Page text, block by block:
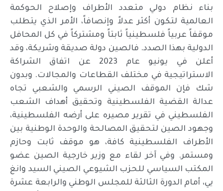
بناء نظام دولي متعدد الأطراف وإصلاح الحوكمة
العالمية لتكون أكثر عدلاً وإنصافاً، الأمر الذي يتطلب
موقفاً عربياً فلسطينياً ثابتاً ومشتركاً في كل المحافل
الدولية بهذا الصدد. فالصين دولة صديقة وشريكة، وقد
أعلن في يونيو عام 2023 عن اتفاق الشراكة
الاستراتيجية في مختلف القطاعات والمجالات. وبدون
شك فإن الموقف الصيني الرسمي والشعبي تجاه
عدالة القضية الفلسطينية وتحقيق أهداف الشعب
الفلسطيني في تقرير مصيره على أرضه الفلسطينية،
وجهود الصين لتحقيق المصالحة والوحدة الوطنية بين
الأطراف الفلسطينية كافة، هو موقف ثابت وحازم
ومستمر. وفي آخر لقاء مع وزير خارجية الصين عضو
المكتب السياسي للحزب الشيوعي الصيني السيد وانغ
يي، أمام الدورة الثالثة للمجلس الوطني والرابعة عشرة